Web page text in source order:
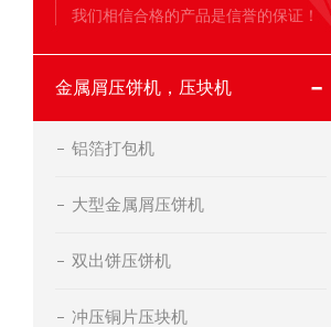
我们相信合格的产品是信誉的保证！
金属屑压饼机，压块机
铝箔打包机
大型金属屑压饼机
双出饼压饼机
冲压铜片压块机